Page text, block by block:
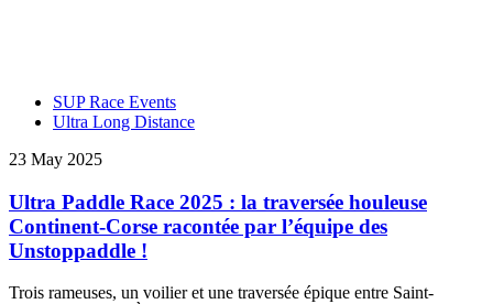
SUP Race Events
Ultra Long Distance
23 May 2025
Ultra Paddle Race 2025 : la traversée houleuse
Continent-Corse racontée par l’équipe des
Unstoppaddle !
Trois rameuses, un voilier et une traversée épique entre Saint-